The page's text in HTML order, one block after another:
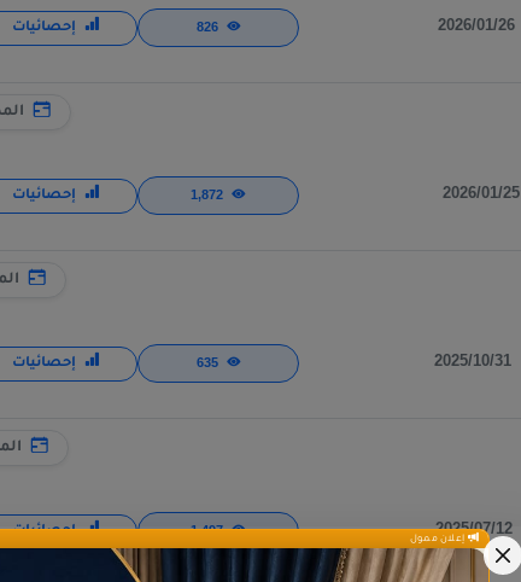
2026/01/26
826 إحصائيات
2026/01/25 إحصائيات
2025/10/31
635 إحصائيات
2025/07/12
1,497 إحصائيات إعلان ممول